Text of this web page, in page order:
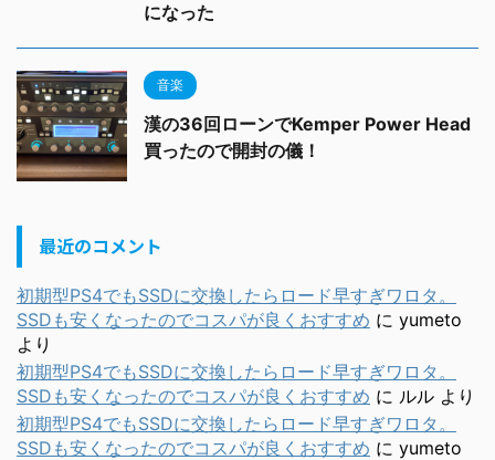
になった
音楽
漢の36回ローンでKemper Power Head
買ったので開封の儀！
最近のコメント
初期型PS4でもSSDに交換したらロード早すぎワロタ。
SSDも安くなったのでコスパが良くおすすめ に yumeto
より
初期型PS4でもSSDに交換したらロード早すぎワロタ。
SSDも安くなったのでコスパが良くおすすめ に ルル より
初期型PS4でもSSDに交換したらロード早すぎワロタ。
SSDも安くなったのでコスパが良くおすすめ に yumeto